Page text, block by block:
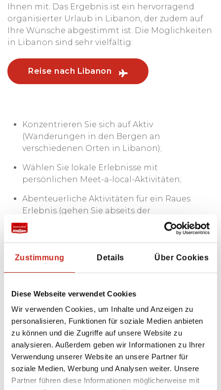
Zustimmung Details Über Cookies
Diese Webseite verwendet Cookies
Wir verwenden Cookies, um Inhalte und Anzeigen zu
personalisieren, Funktionen für soziale Medien anbieten
zu können und die Zugriffe auf unsere Website zu
analysieren. Außerdem geben wir Informationen zu Ihrer
Verwendung unserer Website an unsere Partner für
soziale Medien, Werbung und Analysen weiter. Unsere
Partner führen diese Informationen möglicherweise mit
Ihnen mit. Das Ergebnis ist ein hervorragend
organisierter Urlaub in Libanon, der zudem auf
Ihre Wünsche abgestimmt ist. Die Möglichkeiten
in Libanon sind sehr vielfältig:
Reise nach Libanon
Konzentrieren Sie sich auf Aktiv
(Wanderungen in den Bergen an
verschiedenen Orten in Libanon);
Wählen Sie lokale Erlebnisse mit
persönlichen Meet-a-local-Aktivitäten;
Abenteuerliche Aktivitäten für ein Raues
Erlebnis (gehen Sie abseits der
ausgetretenen Pfade und erkunden Sie ein
Stück des Lebanon Mountain Trails);
Seien Sie Achtsam auf Reisen und wählen Sie
Abendessen bei Einheimischen.